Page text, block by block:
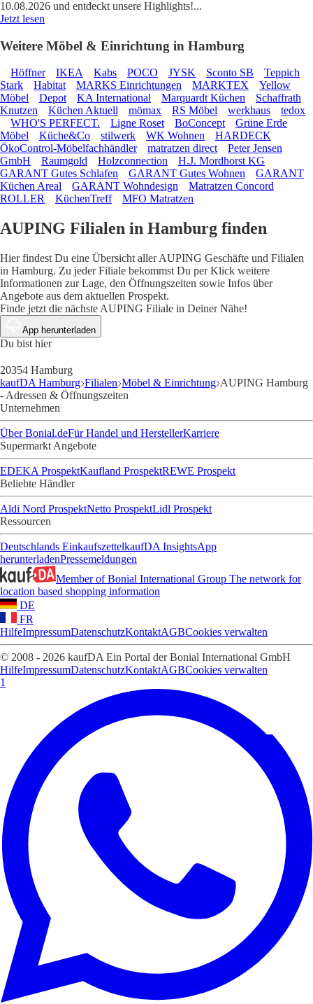
10.08.2026 und entdeckt unsere Highlights!...
Jetzt lesen
Weitere Möbel & Einrichtung in Hamburg
Höffner IKEA Kabs POCO JYSK Sconto SB
Teppich
Stark
Habitat MARKS Einrichtungen MARKTEX
Yellow
Möbel
Depot KA International Marquardt Küchen
Schaffrath
Knutzen
Küchen Aktuell mömax RS Möbel werkhaus
tedox
WHO'S PERFECT.
Ligne Roset BoConcept
Grüne Erde
Möbel
Küche&Co stilwerk WK Wohnen
HARDECK
ÖkoControl-Möbelfachhändler
matratzen direct
Peter Jensen
GmbH
Raumgold Holzconnection
H.J. Mordhorst KG
GARANT Gutes Schlafen
GARANT Gutes Wohnen
GARANT
Küchen Areal
GARANT Wohndesign
Matratzen Concord
ROLLER
KüchenTreff MFO Matratzen
AUPING Filialen in Hamburg finden
Hier findest Du eine Übersicht aller AUPING Geschäfte und Filialen
in Hamburg. Zu jeder Filiale bekommst Du per Klick weitere
Informationen zur Lage, den Öffnungszeiten sowie Infos über
Angebote aus dem aktuellen Prospekt.
Finde jetzt die nächste AUPING Filiale in Deiner Nähe!
App herunterladen
Du bist hier
20354 Hamburg
kaufDA Hamburg Filialen Möbel & Einrichtung AUPING Hamburg
- Adressen & Öffnungszeiten
Unternehmen
Über Bonial.deFür Handel und HerstellerKarriere
Supermarkt Angebote
EDEKA ProspektKaufland ProspektREWE Prospekt
Beliebte Händler
Aldi Nord ProspektNetto ProspektLidl Prospekt
Ressourcen
Deutschlands EinkaufszettelkaufDA InsightsApp
herunterladenPressemeldungen
Member of Bonial International Group The network for
location based shopping information
DE
FR
HilfeImpressumDatenschutzKontaktAGBCookies verwalten
© 2008 - 2026 kaufDA Ein Portal der Bonial International GmbH
HilfeImpressumDatenschutzKontaktAGBCookies verwalten
1